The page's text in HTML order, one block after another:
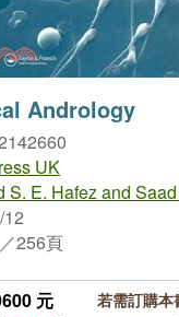
Andrology
UK
S. E. Hafez and
256頁
元
若需訂購本